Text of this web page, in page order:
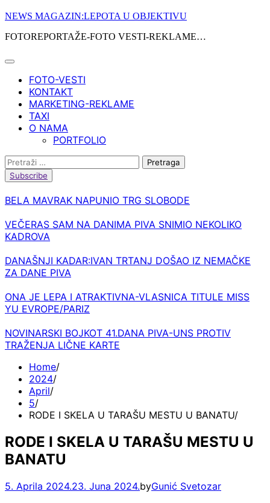
Skip
content
NEWS MAGAZIN:LEPOTA U OBJEKTIVU
FOTOREPORTAŽE-FOTO VESTI-REKLAME…
FOTO-VESTI
KONTAKT
MARKETING-REKLAME
TAXI
O NAMA
PORTFOLIO
Pretraga:
Subscribe
BELA MAVRAK NAPUNIO TRG SLOBODE
VEČERAS SAM NA DANIMA PIVA SNIMIO NEKOLIKO
KADROVA
DANAŠNJI KADAR:IVAN TRTANJ DOŠAO IZ NEMAČKE
ZA DANE PIVA
ONA JE LEPA I ATRAKTIVNA-VLASNICA TITULE MISS
YU EVROPE/PARIZ
NOVINARSKI BOJKOT 41.DANA PIVA-UNS PROTIV
TRAŽENJA LIČNE KARTE
Home
2024
April
5
RODE I SKELA U TARAŠU MESTU U BANATU
RODE I SKELA U TARAŠU MESTU U
BANATU
5. Aprila 2024.23. Juna 2024.byGunić Svetozar